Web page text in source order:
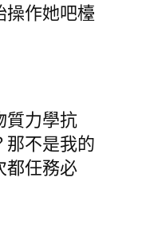
操作她吧檯
質力學抗
那不是我的
都任務必